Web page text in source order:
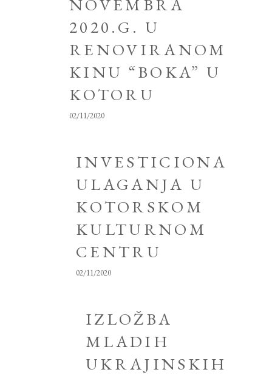
NOVEMBRA
2020.G. U
RENOVIRANOM
KINU “BOKA” U
KOTORU
02/11/2020
INVESTICIONA
ULAGANJA U
KOTORSKOM
KULTURNOM
CENTRU
02/11/2020
IZLOŽBA
MLADIH
UKRAJINSKIH